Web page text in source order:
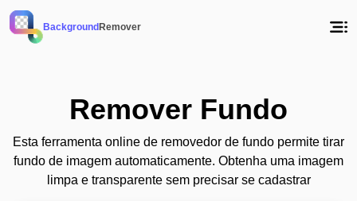
Background Remover
Remover Fundo
Esta ferramenta online de removedor de fundo permite tirar
fundo de imagem automaticamente. Obtenha uma imagem
limpa e transparente sem precisar se cadastrar